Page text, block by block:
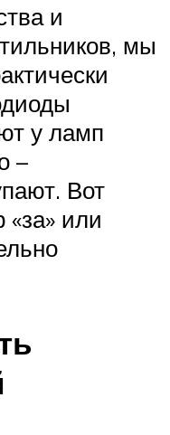
и
мы
у ламп
–
Вот
или